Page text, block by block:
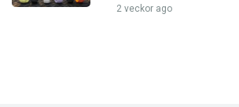
2 veckor ago